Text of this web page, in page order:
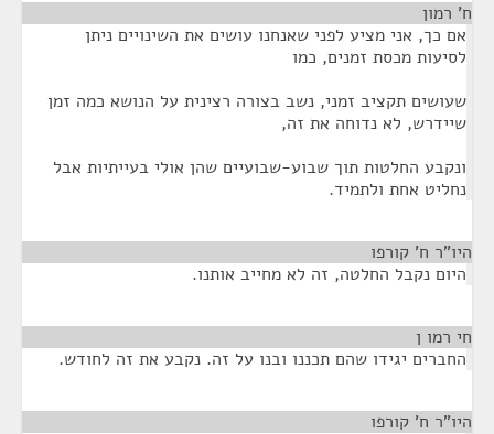
ח' רמון
אם כך, אני מציע לפני שאנחנו עושים את השינויים ניתן
לסיעות מכסת זמנים, כמו
שעושים תקציב זמני, נשב בצורה רצינית על הנושא כמה זמן
שיידרש, לא נדוחה את זה,
ונקבע החלטות תוך שבוע-שבועיים שהן אולי בעייתיות אבל
נחליט אחת ולתמיד.
היו"ר ח' קורפו
היום נקבל החלטה, זה לא מחייב אותנו.
חי רמו ן
החברים יגידו שהם תכננו ובנו על זה. נקבע את זה לחודש.
היו"ר ח' קורפו